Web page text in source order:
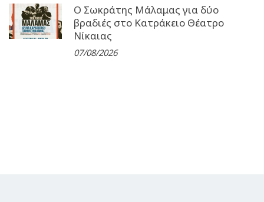
Ο Σωκράτης Μάλαμας για δύο
βραδιές στο Κατράκειο Θέατρο
Νίκαιας
07/08/2026